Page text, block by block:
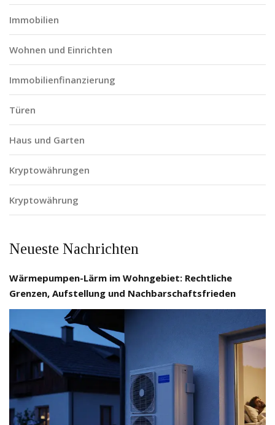
Immobilien
Wohnen und Einrichten
Immobilienfinanzierung
Türen
Haus und Garten
Kryptowährungen
Kryptowährung
Neueste Nachrichten
Wärmepumpen-Lärm im Wohngebiet: Rechtliche
Grenzen, Aufstellung und Nachbarschaftsfrieden